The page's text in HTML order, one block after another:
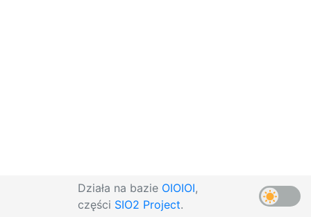
Działa na bazie OIOIOI,
części SIO2 Project.